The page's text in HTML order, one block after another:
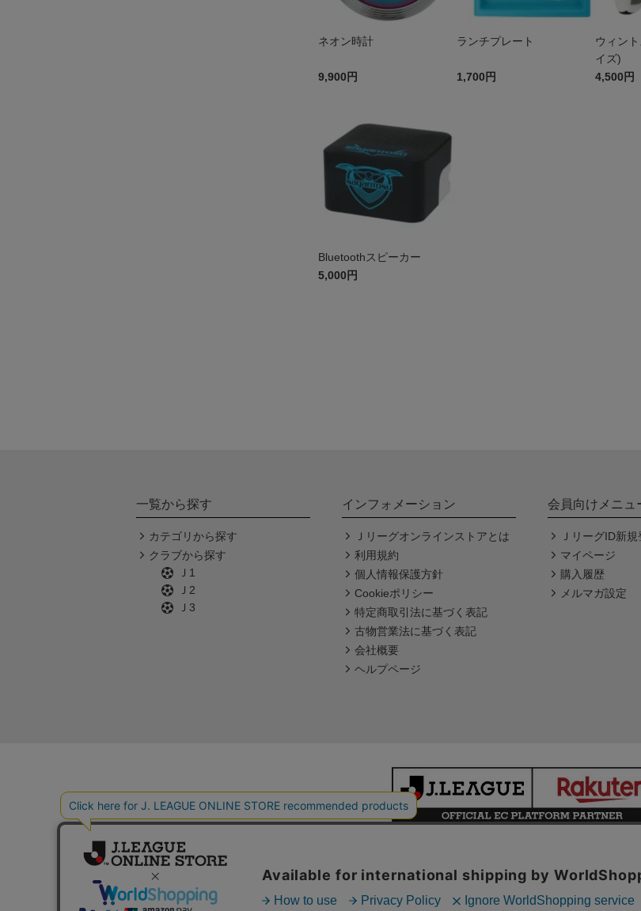
ネオン時計
9,900円
ランチプレート
1,700円
ウィン
イズ)
4,500円
Bluetoothスピーカー
5,000円
一覧から探す
カテゴリから探す
クラブから探す
Ｊ1
Ｊ2
Ｊ3
インフォメーション
Ｊリーグオンラインストアとは
利用規約
個人情報保護方針
Cookieポリシー
特定商取引法に基づく表記
古物営業法に基づく表記
会社概要
ヘルプページ
会員向けメニュ
ＪリーグID新規
マイページ
購入履歴
メルマガ設定
本サイトで使用している文章・画像等の無断での複製・転載を
© JAPAN PROFESSIONAL FOOTBALL LEAGUE Rakuten
ALL RIGHTS RESERVED.